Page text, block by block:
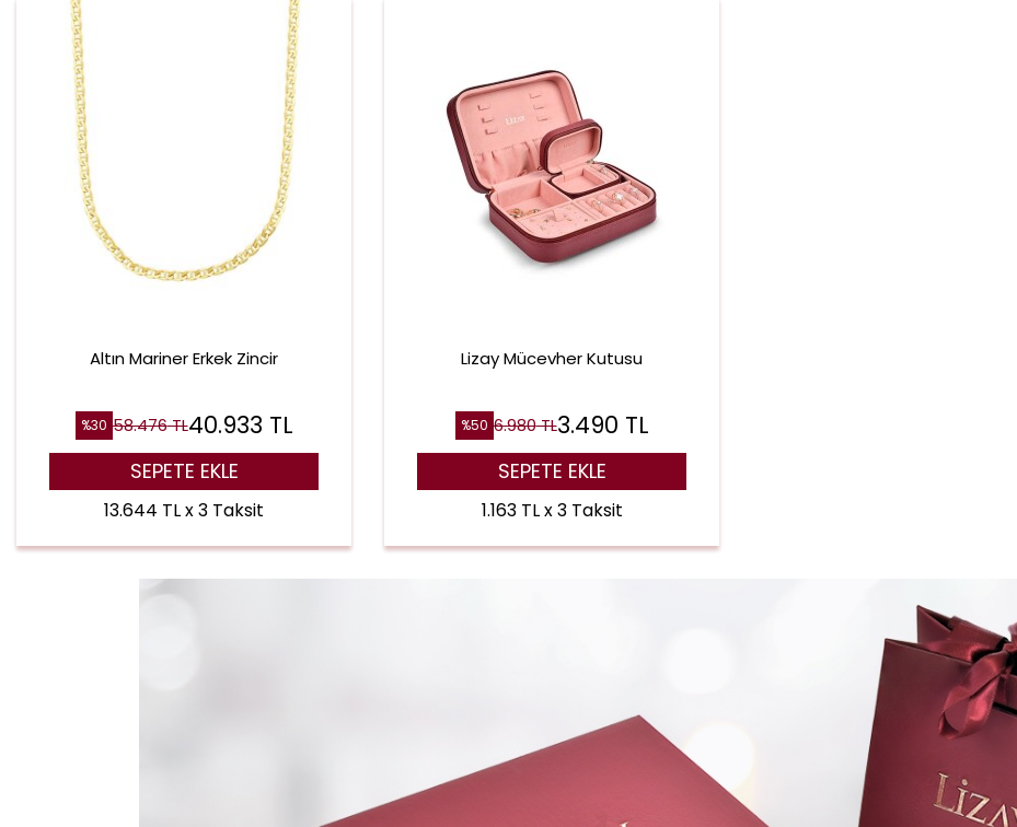
Altın Mariner Erkek Zincir
%30 58.476TL40.933 TL
SEPETE EKLE
13.644 TL x 3 Taksit
Lizay Mücevher Kutusu
%50 6.980TL3.490 TL
SEPETE EKLE
1.163 TL x 3 Taksit